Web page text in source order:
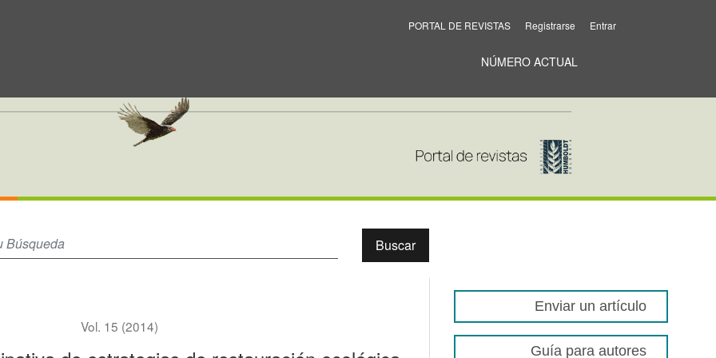
ecológica en humedales del Magdalena Medio, Colombia: una herramienta para el ordenamiento ambiental territorial
NÚMERO ACTUAL
PORTAL DE REVISTAS Registrarse Entrar
Buscar
Vol. 15 (2014)
Enviar un artículo
Guía para autores